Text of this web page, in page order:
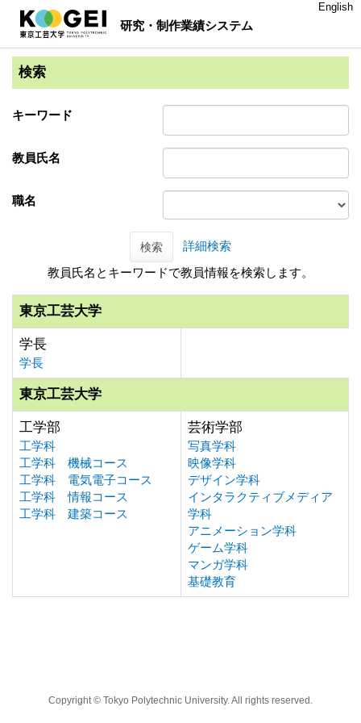
研究・制作業績システム
English
検索
キーワード
教員氏名
職名
検索
詳細検索
教員氏名とキーワードで教員情報を検索します。
東京工芸大学
学長
学長
東京工芸大学
工学部
工学科
工学科 機械コース
工学科 電気電子コース
工学科 情報コース
工学科 建築コース
芸術学部
写真学科
映像学科
デザイン学科
インタラクティブメディア
学科
アニメーション学科
ゲーム学科
マンガ学科
基礎教育
Copyright © Tokyo Polytechnic University. All rights reserved.